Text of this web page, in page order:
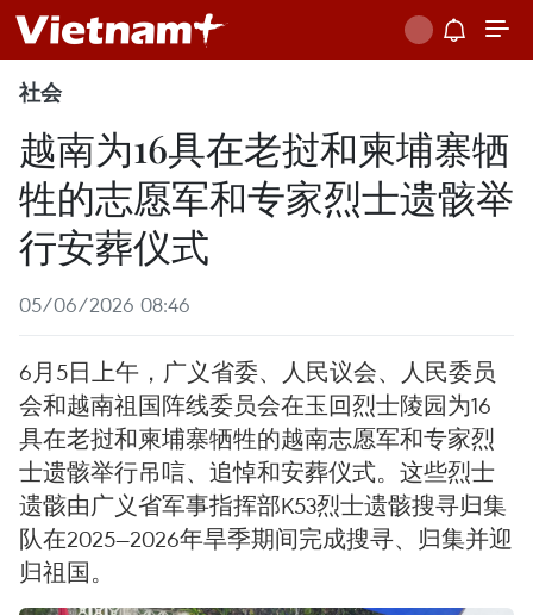
社会
越南为16具在老挝和柬埔寨牺
牲的志愿军和专家烈士遗骸举
行安葬仪式
05/06/2026 08:46
6月5日上午，广义省委、人民议会、人民委员
会和越南祖国阵线委员会在玉回烈士陵园为16
具在老挝和柬埔寨牺牲的越南志愿军和专家烈
士遗骸举行吊唁、追悼和安葬仪式。这些烈士
遗骸由广义省军事指挥部K53烈士遗骸搜寻归集
队在2025—2026年旱季期间完成搜寻、归集并迎
归祖国。